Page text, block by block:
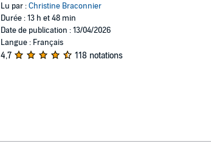
Lu par :Christine Braconnier
Durée : 13 h et 48 min
Date de publication : 13/04/2026
Langue : Français
4,7 118 notations